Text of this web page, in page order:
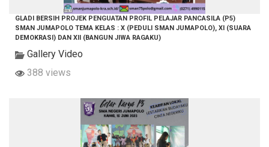
GLADI BERSIH PROJEK PENGUATAN PROFIL PELAJAR PANCASILA (P5)
SMAN JUMAPOLO TEMA KELAS : X (PEDULI SMAN JUMAPOLO), XI (SUARA
DEMOKRASI) DAN XII (BANGUN JIWA RAGAKU)
Gallery Video
388 views